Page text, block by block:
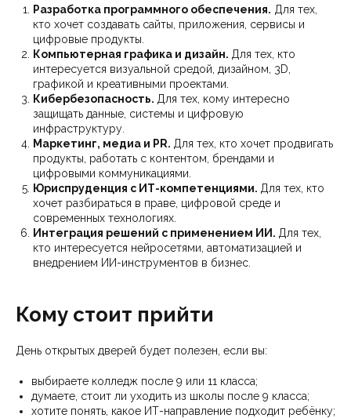
Разработка программного обеспечения. Для тех,
кто хочет создавать сайты, приложения, сервисы и
цифровые продукты.
Компьютерная графика и дизайн. Для тех, кто
интересуется визуальной средой, дизайном, 3D,
графикой и креативными проектами.
Кибербезопасность. Для тех, кому интересно
защищать данные, системы и цифровую
инфраструктуру.
Маркетинг, медиа и PR. Для тех, кто хочет продвигать
продукты, работать с контентом, брендами и
цифровыми коммуникациями.
Юриспруденция с ИТ-компетенциями. Для тех, кто
хочет разбираться в праве, цифровой среде и
современных технологиях.
Интеграция решений с применением ИИ. Для тех,
кто интересуется нейросетями, автоматизацией и
внедрением ИИ-инструментов в бизнес.
Кому стоит прийти
День открытых дверей будет полезен, если вы:
выбираете колледж после 9 или 11 класса;
думаете, стоит ли уходить из школы после 9 класса;
хотите понять, какое ИТ-направление подходит ребёнку;